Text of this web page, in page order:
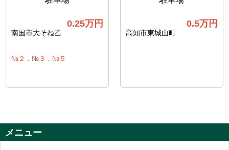
0.25万円
南国市大そね乙
№２．№３．№５
0.5万円
高知市東城山町
メニュー